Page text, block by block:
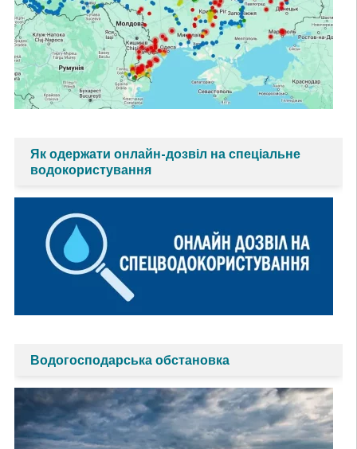
Як одержати онлайн-дозвіл на спеціальне
водокористування
Водогосподарська обстановка